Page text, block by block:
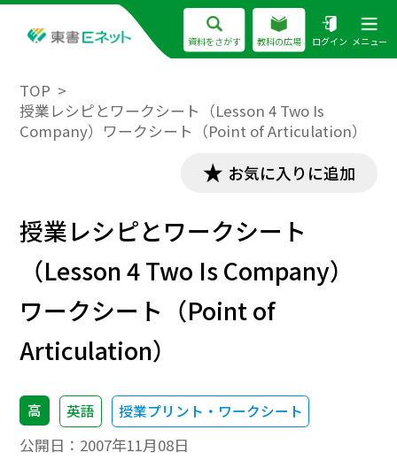
資料をさがす 教科の広場 ログイン メニュー
TOP
授業レシピとワークシート（Lesson 4 Two Is
Company）ワークシート（Point of Articulation）
お気に入りに追加
授業レシピとワークシート
（Lesson 4 Two Is Company）
ワークシート（Point of
Articulation）
高 英語 授業プリント・ワークシート
公開日： 2007年11月08日